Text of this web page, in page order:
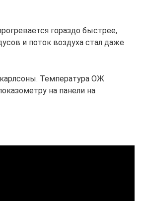
гораздо быстрее,
и поток воздуха стал даже
Температура ОЖ
на панели на